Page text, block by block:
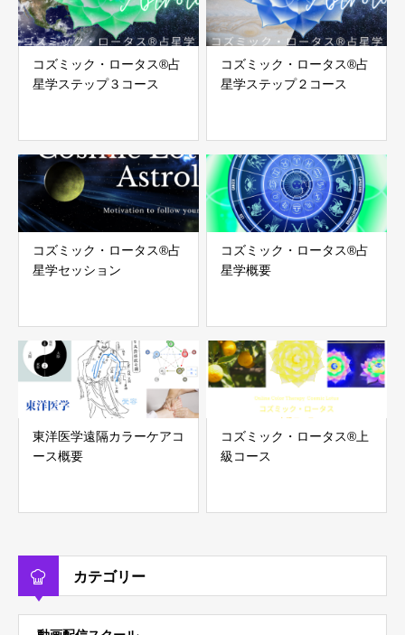
コズミック・ロータス®︎占
星学ステップ３コース
コズミック・ロータス®︎占
星学ステップ２コース
コズミック・ロータス®︎占
星学セッション
コズミック・ロータス®︎占
星学概要
東洋医学遠隔カラーケアコ
ース概要
コズミック・ロータス®︎上
級コース
カテゴリー